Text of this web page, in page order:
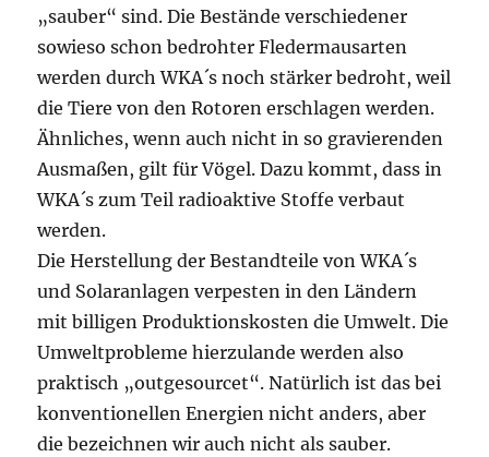
„sauber“ sind. Die Bestände verschiedener
sowieso schon bedrohter Fledermausarten
werden durch WKA´s noch stärker bedroht, weil
die Tiere von den Rotoren erschlagen werden.
Ähnliches, wenn auch nicht in so gravierenden
Ausmaßen, gilt für Vögel. Dazu kommt, dass in
WKA´s zum Teil radioaktive Stoffe verbaut
werden.
Die Herstellung der Bestandteile von WKA´s
und Solaranlagen verpesten in den Ländern
mit billigen Produktionskosten die Umwelt. Die
Umweltprobleme hierzulande werden also
praktisch „outgesourcet“. Natürlich ist das bei
konventionellen Energien nicht anders, aber
die bezeichnen wir auch nicht als sauber.